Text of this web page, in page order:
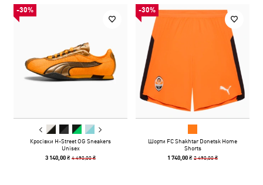
-30%
Кросівки H-Street OG Sneakers
Unisex
3 140,00 ₴4 490,00 ₴
-30%
Шорти FC Shakhtar Donetsk Home
Shorts
1 740,00 ₴2 490,00 ₴